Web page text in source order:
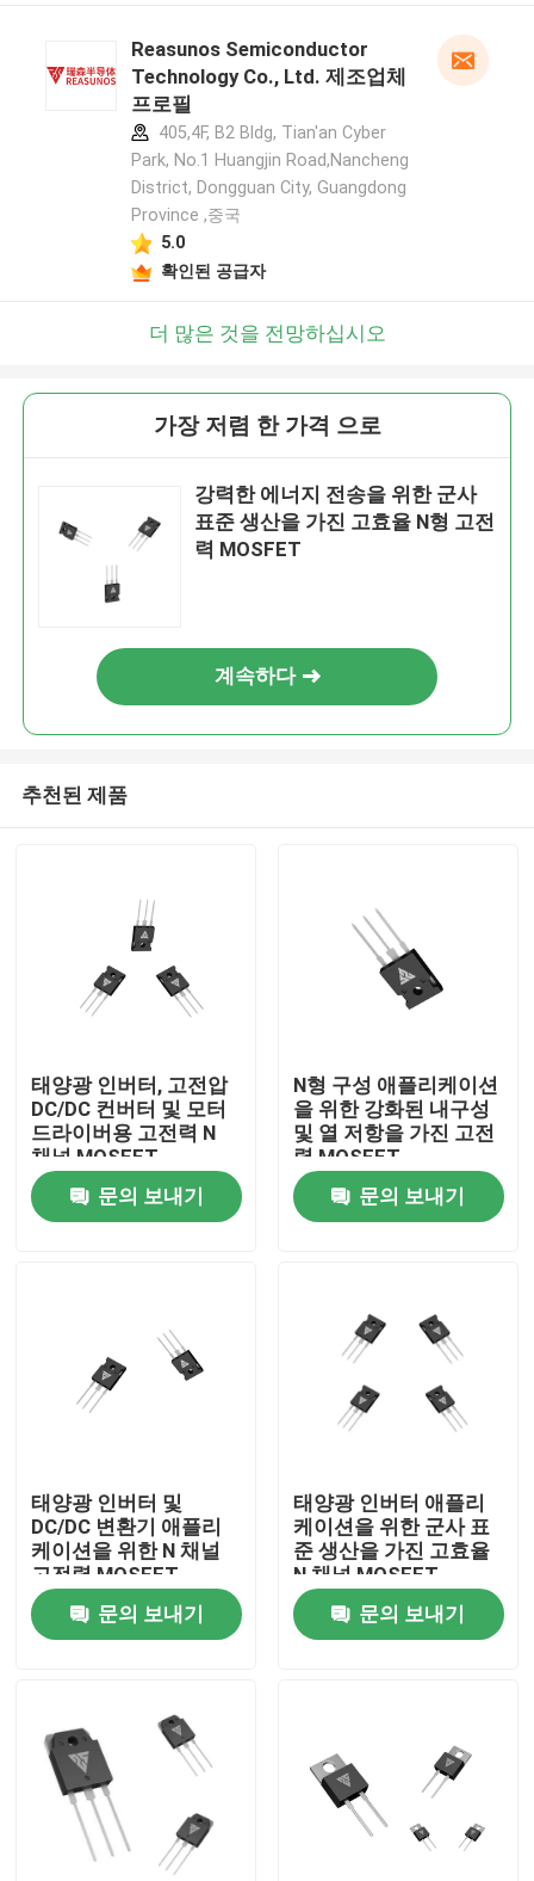
우리 에 관한 것
공장 투어
품질 관리
저희와 연락
뉴스
인용 을 요청 하십시오
고전력 MOSFET
실리콘 카바이드 MOSFET
Reasunos Semiconductor
Technology Co., Ltd. 제조업체
프로필
405,4F, B2 Bldg, Tian'an Cyber
Park, No.1 Huangjin Road,Nancheng
District, Dongguan City, Guangdong
Province ,중국
5.0
확인된 공급자
더 많은 것을 전망하십시오
가장 저렴 한 가격 으로
강력한 에너지 전송을 위한 군사
표준 생산을 가진 고효율 N형 고전
력 MOSFET
계속하다
추천된 제품
태양광 인버터, 고전압
DC/DC 컨버터 및 모터
드라이버용 고전력 N
채널 MOSFET
문의 보내기
N형 구성 애플리케이션
을 위한 강화된 내구성
및 열 저항을 가진 고전
력 MOSFET
문의 보내기
태양광 인버터 및
DC/DC 변환기 애플리
케이션을 위한 N 채널
고전력 MOSFET
문의 보내기
태양광 인버터 애플리
케이션을 위한 군사 표
준 생산을 가진 고효율
N 채널 MOSFET
문의 보내기